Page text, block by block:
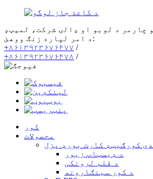
چارمر د لوبو او ډالۍ شرکت، لمیټډ
د امر لپاره زنګ ووهئ:
+۸۶۱۳۹۲۳۶۷۶۴۷۷ /
+۸۶۱۳۹۲۳۶۷۶۴۷۸ /
کور
محصولات
کورګیټډ کارت بورډ پزل
د ډیسټاپ زیور
د قلم لرونکی
د کور سينګارونه